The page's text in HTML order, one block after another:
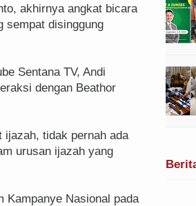
akhirnya angkat bicara
sempat disinggung
Sentana TV, Andi
dengan Beathor
ijazah, tidak pernah ada
urusan ijazah yang
Kampanye Nasional pada